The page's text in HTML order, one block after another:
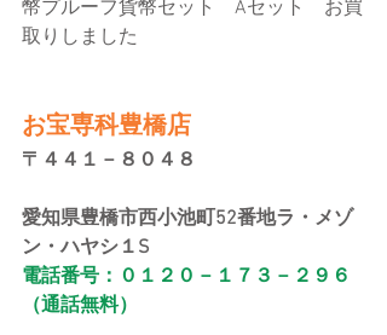
幣プルーフ貨幣セット　Aセット　お買
取りしました
お宝専科豊橋店
〒４４１－８０４８
愛知県豊橋市西小池町52番地ラ・メゾ
ン・ハヤシ１S
電話番号：０１２０－１７３－２９６
（通話無料）